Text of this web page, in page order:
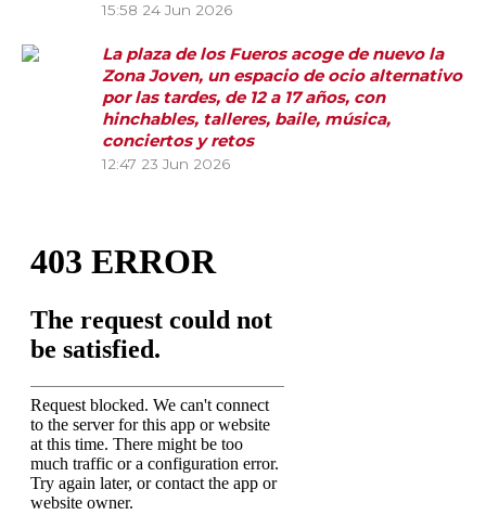
15:58 24 Jun 2026
La plaza de los Fueros acoge de nuevo la
Zona Joven, un espacio de ocio alternativo
por las tardes, de 12 a 17 años, con
hinchables, talleres, baile, música,
conciertos y retos
12:47 23 Jun 2026